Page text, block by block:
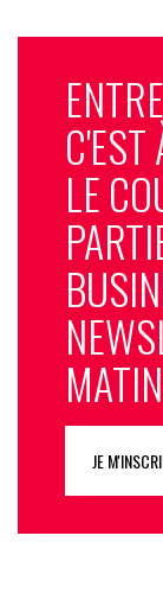
LE
JE